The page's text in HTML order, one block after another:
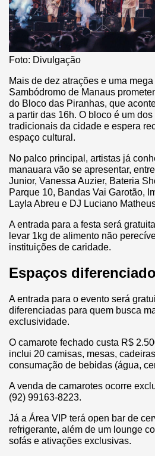
Foto: Divulgação
Mais de dez atrações e uma
Sambódromo de Manaus
do Bloco das Piranhas, que
a partir das 16h. O bloco é um
tradicionais da cidade e espera
espaço cultural.
No palco principal, artistas já
manauara vão se apresentar,
Junior, Vanessa Auzier, Bateria
Parque 10, Bandas Vai Garotão,
Layla Abreu e DJ Luciano
A entrada para a festa será
levar 1kg de alimento não
instituições de caridade.
Espaços
A entrada para o evento será
diferenciadas para quem busca
exclusividade.
O camarote fechado custa R$
inclui 20 camisas, mesas,
consumação de bebidas (água,
A venda de camarotes ocorre
(92) 99163-8223.
Já a Área VIP terá open bar de
refrigerante, além de um lounge
sofás e ativações exclusivas.